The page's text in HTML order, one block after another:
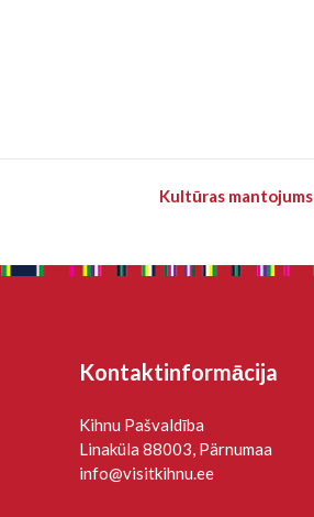
Kultūras mantojums
Kontaktinformācija
Kihnu Pašvaldība
Linaküla 88003, Pärnumaa
info@visitkihnu.ee